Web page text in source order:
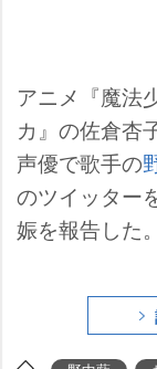
アニメ『魔法
カ』の佐倉杏
声優で歌手の
のツイッター
娠を報告した。